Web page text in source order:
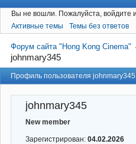
Форум
Новости
Пользователи
Поиск
Вы не вошли. Пожалуйста, войдите
Активные темы
Темы без ответов
Форум сайта "Hong Kong Cinema"
johnmary345
Профиль пользователя johnmary345
johnmary345
New member
Зарегистрирован: 04.02.2026